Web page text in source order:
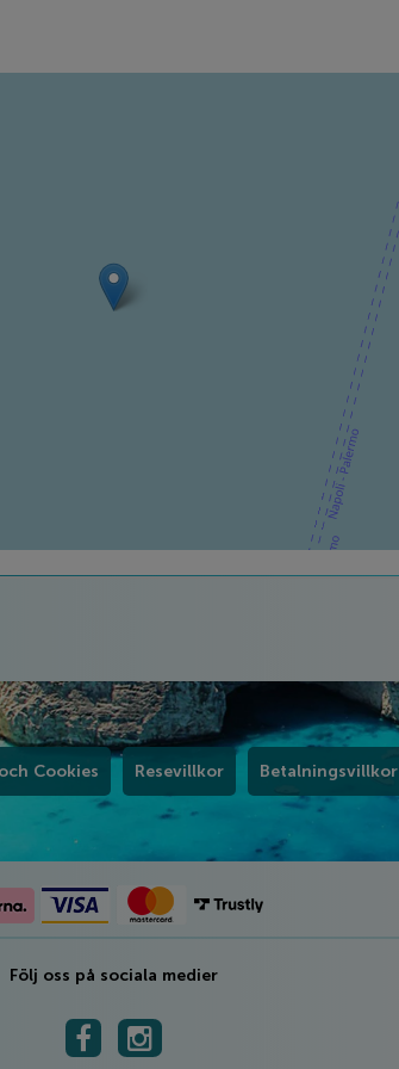
Cookies Resevillkor Betalningsvillkor
Följ oss på sociala medier